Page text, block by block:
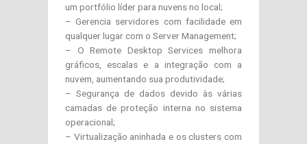
um portfólio líder para nuvens no local;
– Gerencia servidores com facilidade em
qualquer lugar com o Server Management;
– O Remote Desktop Services melhora
gráficos, escalas e a integração com a
nuvem, aumentando sua produtividade;
– Segurança de dados devido às várias
camadas de proteção interna no sistema
operacional;
– Virtualização aninhada e os clusters com